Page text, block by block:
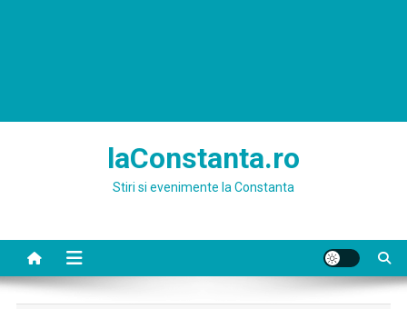
laConstanta.ro
Stiri si evenimente la Constanta